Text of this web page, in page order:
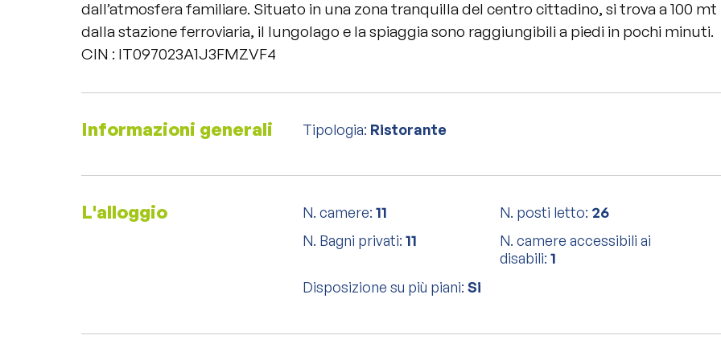
dall’atmosfera familiare. Situato in una zona tranquilla del centro cittadino, si trova a 100 mt
dalla stazione ferroviaria, il lungolago e la spiaggia sono raggiungibili a piedi in pochi minuti.
CIN : IT097023A1J3FMZVF4
Informazioni generali Tipologia: Ristorante
L'alloggio N. camere:11 N. posti letto: 26
N. Bagni privati:11
N. camere accessibili ai
disabili: 1
Disposizione su più piani:Si